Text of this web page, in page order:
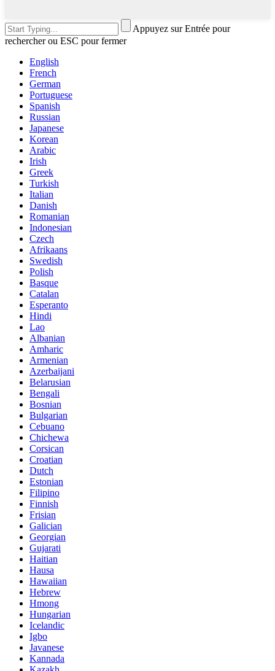
Appuyez sur Entrée pour
rechercher ou ESC pour fermer
English
French
German
Portuguese
Spanish
Russian
Japanese
Korean
Arabic
Irish
Greek
Turkish
Italian
Danish
Romanian
Indonesian
Czech
Afrikaans
Swedish
Polish
Basque
Catalan
Esperanto
Hindi
Lao
Albanian
Amharic
Armenian
Azerbaijani
Belarusian
Bengali
Bosnian
Bulgarian
Cebuano
Chichewa
Corsican
Croatian
Dutch
Estonian
Filipino
Finnish
Frisian
Galician
Georgian
Gujarati
Haitian
Hausa
Hawaiian
Hebrew
Hmong
Hungarian
Icelandic
Igbo
Javanese
Kannada